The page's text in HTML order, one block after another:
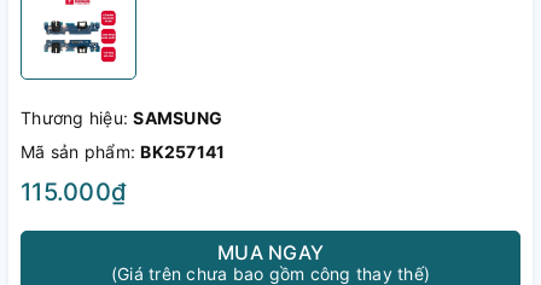
Thương hiệu:SAMSUNG
Mã sản phẩm:BK257141
115.000₫
MUA NGAY
(Giá trên chưa bao gồm công thay thế)